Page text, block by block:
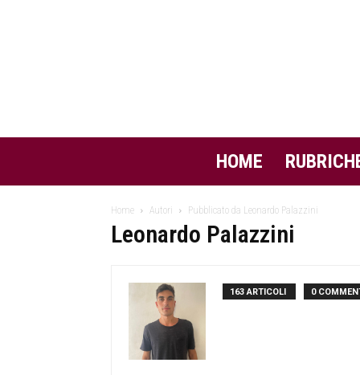
HOME
Home Autori Pubblicato da Leonardo Palazzini
Leonardo Palazzini
163 ARTICOLI 0